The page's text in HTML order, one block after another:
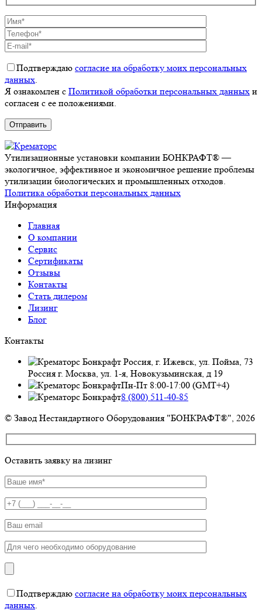
Подтверждаю согласие на обработку моих персональных
данных.
Я ознакомлен с Политикой обработки персональных данных и
согласен с ее положениями.
Утилизационные установки компании БОНКРАФТ® —
экологичное, эффективное и экономичное решение проблемы
утилизации биологических и промышленных отходов.
Политика обработки персональных данных
Информация
Главная
О компании
Сервис
Сертификаты
Отзывы
Контакты
Стать дилером
Лизинг
Блог
Контакты
Россия, г. Ижевск, ул. Пойма, 73
Россия г. Москва, ул. 1-я, Новокузьминская, д 19
Пн-Пт 8:00-17:00 (GMT+4)
8 (800) 511-40-85
© Завод Нестандартного Оборудования "БОНКРАФТ®", 2026
Оставить заявку на лизинг
Подтверждаю согласие на обработку моих персональных
данных